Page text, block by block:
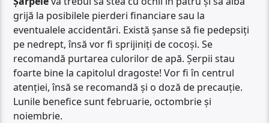
grijă la posibilele pierderi financiare sau la
eventualele accidentări. Există șanse să fie pedepsiți
pe nedrept, însă vor fi sprijiniți de cocoși. Se
recomandă purtarea culorilor de apă. Șerpii stau
foarte bine la capitolul dragoste! Vor fi în centrul
atenției, însă se recomandă și o doză de precauție.
Lunile benefice sunt februarie, octombrie și
noiembrie.